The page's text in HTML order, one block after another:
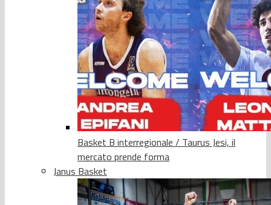
Basket B interregionale / Taurus Jesi, il
mercato prende forma
Janus Basket